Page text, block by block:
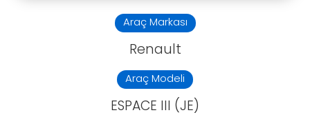
Araç Markası
Renault
Araç Modeli
ESPACE III (JE)